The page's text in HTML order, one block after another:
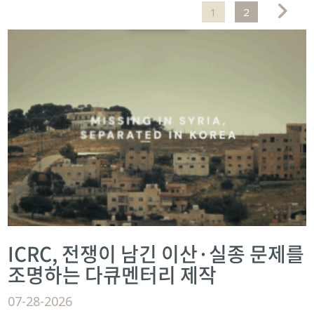
1 2
ICRC, 전쟁이 남긴 이산·실종 문제를
조명하는 다큐멘터리 제작
07-28-2026